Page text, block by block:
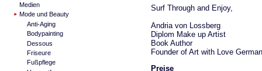
Medien
Mode und Beauty
Anti-Aging
Bodypainting
Dessous
Friseure
Fußpflege
Surf Through and Enjoy,
Andria von Lossberg
Diplom Make up Artist
Book Author
Founder of Art with Love
Preise